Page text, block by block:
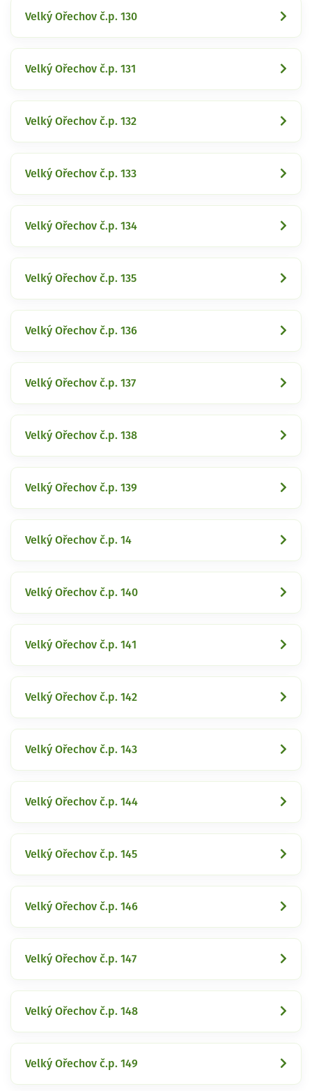
Velký Ořechov č.p. 130
Velký Ořechov č.p. 131
Velký Ořechov č.p. 132
Velký Ořechov č.p. 133
Velký Ořechov č.p. 134
Velký Ořechov č.p. 135
Velký Ořechov č.p. 136
Velký Ořechov č.p. 137
Velký Ořechov č.p. 138
Velký Ořechov č.p. 139
Velký Ořechov č.p. 14
Velký Ořechov č.p. 140
Velký Ořechov č.p. 141
Velký Ořechov č.p. 142
Velký Ořechov č.p. 143
Velký Ořechov č.p. 144
Velký Ořechov č.p. 145
Velký Ořechov č.p. 146
Velký Ořechov č.p. 147
Velký Ořechov č.p. 148
Velký Ořechov č.p. 149